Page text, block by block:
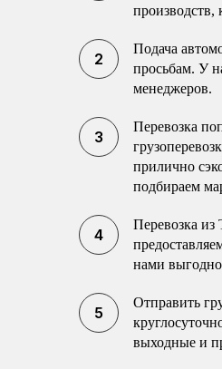
производств,
Подача
просьбам. У
менеджеров.
Перевозка
прилично
подбираем
Перевозка
нами
Отправить
выходные и